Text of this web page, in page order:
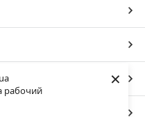
рабочий
×